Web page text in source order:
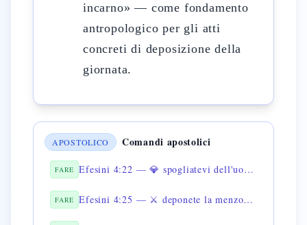
incarno» — come fondamento
antropologico per gli atti
concreti di deposizione della
giornata.
APOSTOLICO Comandi apostolici
FARE Efesini 4:22 — 💎 spogliatevi dell'uomo vecchio
FARE Efesini 4:25 — ⚔️ deponete la menzogna